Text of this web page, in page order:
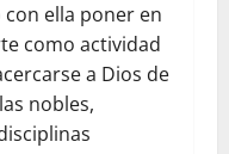
ella poner en
como actividad
a Dios de
nobles,